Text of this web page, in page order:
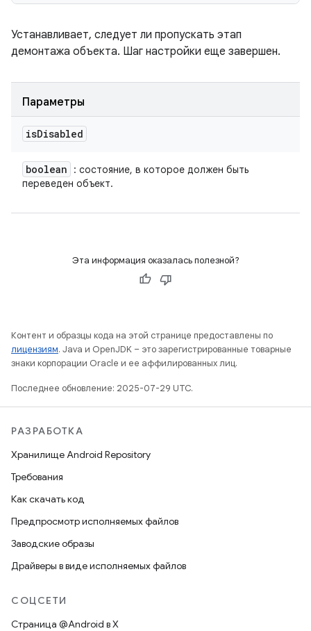
Устанавливает, следует ли пропускать этап
демонтажа объекта. Шаг настройки еще завершен.
Параметры
isDisabled
boolean
: состояние, в которое должен быть
переведен объект.
Эта информация оказалась полезной?
Контент и образцы кода на этой странице предоставлены по
лицензиям. Java и OpenJDK – это зарегистрированные товарные
знаки корпорации Oracle и ее аффилированных лиц.
Последнее обновление: 2025-07-29 UTC.
РАЗРАБОТКА
Хранилище Android Repository
Требования
Как скачать код
Предпросмотр исполняемых файлов
Заводские образы
Драйверы в виде исполняемых файлов
СОЦСЕТИ
Страница @Android в X